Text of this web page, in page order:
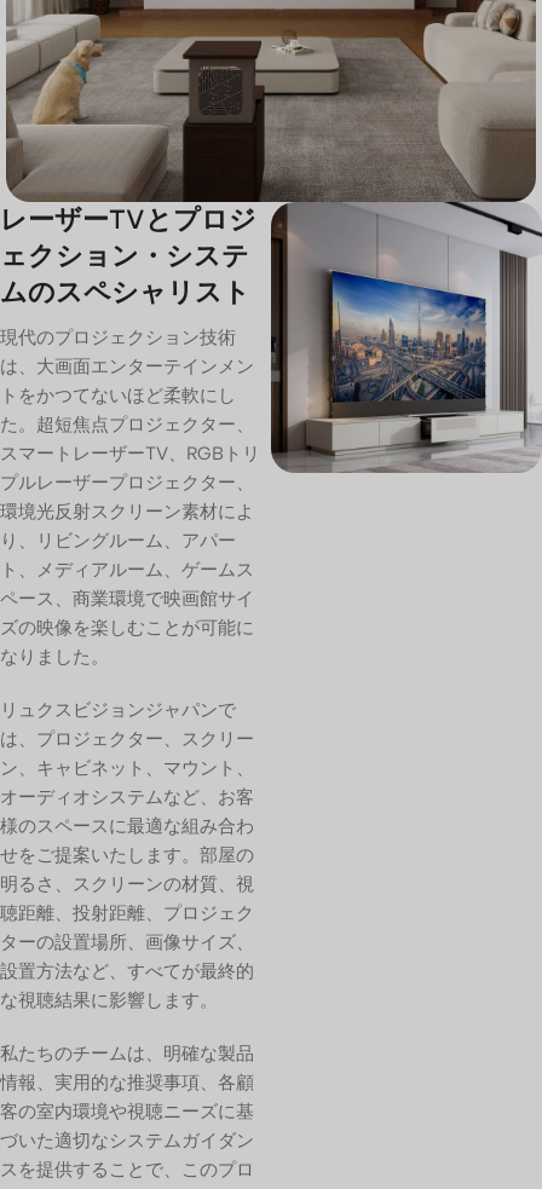
レーザーTVとプロジ
ェクション・システ
ムのスペシャリスト
現代のプロジェクション技術
は、大画面エンターテインメン
トをかつてないほど柔軟にし
た。超短焦点プロジェクター、
スマートレーザーTV、RGBトリ
プルレーザープロジェクター、
環境光反射スクリーン素材によ
り、リビングルーム、アパー
ト、メディアルーム、ゲームス
ペース、商業環境で映画館サイ
ズの映像を楽しむことが可能に
なりました。
リュクスビジョンジャパンで
は、プロジェクター、スクリー
ン、キャビネット、マウント、
オーディオシステムなど、お客
様のスペースに最適な組み合わ
せをご提案いたします。部屋の
明るさ、スクリーンの材質、視
聴距離、投射距離、プロジェク
ターの設置場所、画像サイズ、
設置方法など、すべてが最終的
な視聴結果に影響します。
私たちのチームは、明確な製品
情報、実用的な推奨事項、各顧
客の室内環境や視聴ニーズに基
づいた適切なシステムガイダン
スを提供することで、このプロ